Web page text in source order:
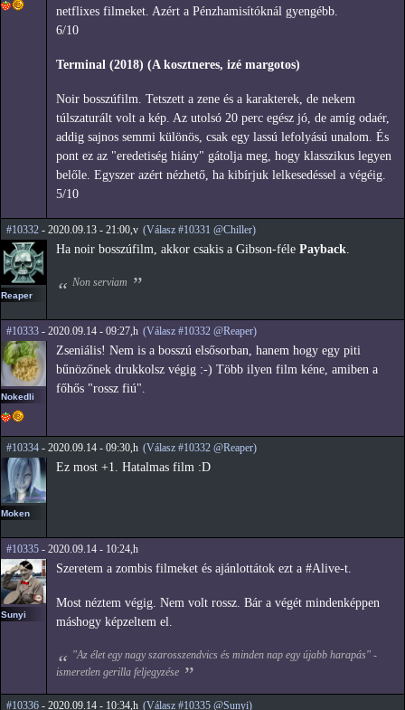
netflixes filmeket. Azért a Pénzhamisítóknál gyengébb.
6/10
Terminal (2018) (A kosztneres, izé margotos)
Noir bosszúfilm. Tetszett a zene és a karakterek, de nekem
túlszaturált volt a kép. Az utolsó 20 perc egész jó, de amíg odaér,
addig sajnos semmi különös, csak egy lassú lefolyású unalom. És
pont ez az "eredetiség hiány" gátolja meg, hogy klasszikus legyen
belőle. Egyszer azért nézhető, ha kibírjuk lelkesedéssel a végéig.
5/10
#10332 - 2020.09.13 - 21:00,v (Válasz #10331 @Chiller)
Reaper
Ha noir bosszúfilm, akkor csakis a Gibson-féle Payback.
Non serviam
#10333 - 2020.09.14 - 09:27,h (Válasz #10332 @Reaper)
Nokedli
Zseniális! Nem is a bosszú elsősorban, hanem hogy egy piti
bűnözőnek drukkolsz végig :-) Több ilyen film kéne, amiben a
főhős "rossz fiú".
#10334 - 2020.09.14 - 09:30,h (Válasz #10332 @Reaper)
Moken
Ez most +1. Hatalmas film :D
#10335 - 2020.09.14 - 10:24,h
Sunyi
Szeretem a zombis filmeket és ajánlottátok ezt a #Alive-t.
Most néztem végig. Nem volt rossz. Bár a végét mindenképpen
máshogy képzeltem el.
"Az élet egy nagy szarosszendvics és minden nap egy újabb harapás" -
ismeretlen gerilla feljegyzése
#10336 - 2020.09.14 - 10:34,h (Válasz #10335 @Sunyi)